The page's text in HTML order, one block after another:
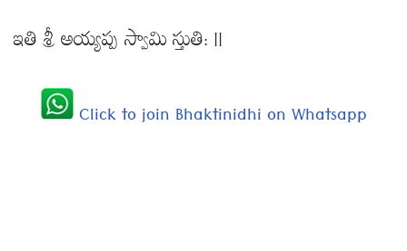
ఇతి శ్రీ అయ్యప్ప స్వామి స్తుతి: ||
Click to join Bhaktinidhi on Whatsapp